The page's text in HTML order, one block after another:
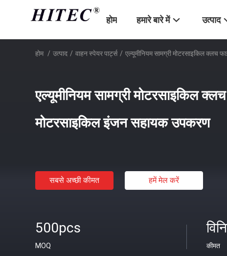
होम हमारे बारे में उत्पाद
होम / उत्पाद / वाहन स्पेयर पार्ट्स / एल्यूमीनियम सामग्री मोटरसाइकिल
एल्यूमीनियम सामग्री मोटरसाइकिल
मोटरसाइकिल इंजन सहायक उपकरण
सबसे अच्छी कीमत हमें मेल करें
500pcs
MOQ कीमत